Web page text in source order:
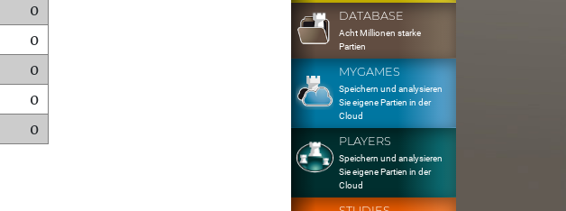
0
0
0
0
0
DATABASE
Acht Millionen starke
Partien
MYGAMES
Speichern und analysieren
Sie eigene Partien in der
Cloud
PLAYERS
Speichern und analysieren
Sie eigene Partien in der
Cloud